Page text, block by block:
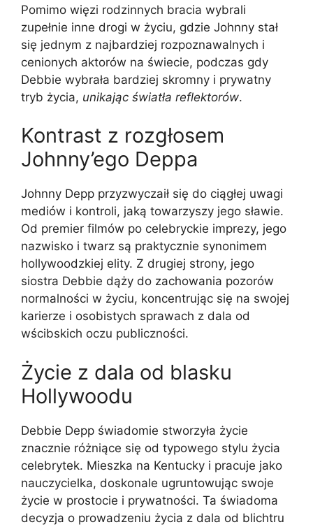
Pomimo więzi rodzinnych bracia wybrali
zupełnie inne drogi w życiu, gdzie Johnny stał
się jednym z najbardziej rozpoznawalnych i
cenionych aktorów na świecie, podczas gdy
Debbie wybrała bardziej skromny i prywatny
tryb życia, unikając światła reflektorów.
Kontrast z rozgłosem
Johnny’ego Deppa
Johnny Depp przyzwyczaił się do ciągłej uwagi
mediów i kontroli, jaką towarzyszy jego sławie.
Od premier filmów po celebryckie imprezy, jego
nazwisko i twarz są praktycznie synonimem
hollywoodzkiej elity. Z drugiej strony, jego
siostra Debbie dąży do zachowania pozorów
normalności w życiu, koncentrując się na swojej
karierze i osobistych sprawach z dala od
wścibskich oczu publiczności.
Życie z dala od blasku
Hollywoodu
Debbie Depp świadomie stworzyła życie
znacznie różniące się od typowego stylu życia
celebrytek. Mieszka na Kentucky i pracuje jako
nauczycielka, doskonale ugruntowując swoje
życie w prostocie i prywatności. Ta świadoma
decyzja o prowadzeniu życia z dala od blichtru